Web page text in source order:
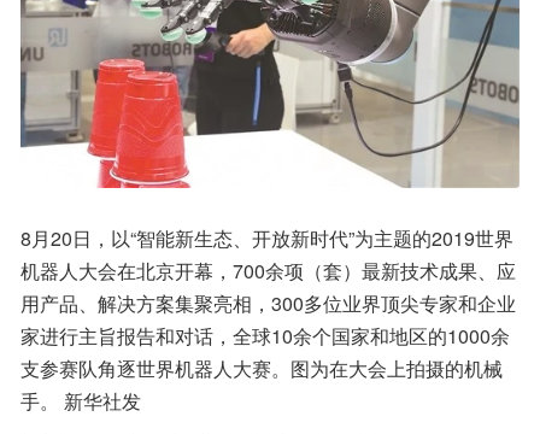
8月20日，以“智能新生态、开放新时代”为主题的2019世界
机器人大会在北京开幕，700余项（套）最新技术成果、应
用产品、解决方案集聚亮相，300多位业界顶尖专家和企业
家进行主旨报告和对话，全球10余个国家和地区的1000余
支参赛队角逐世界机器人大赛。图为在大会上拍摄的机械
手。 新华社发